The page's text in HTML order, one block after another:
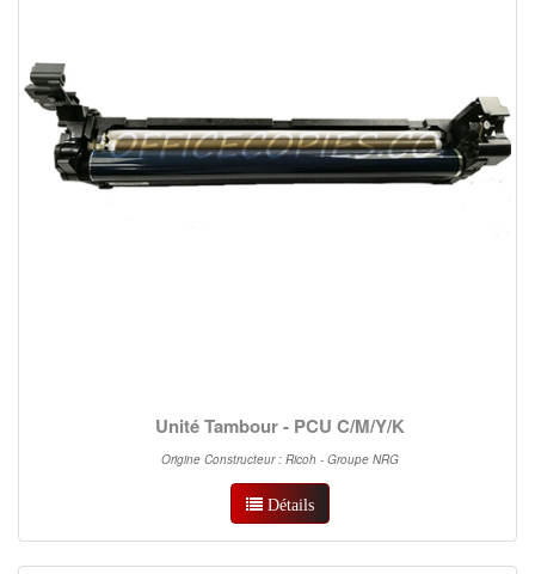
Unité Tambour - PCU C/M/Y/K
Origine Constructeur : Ricoh - Groupe NRG
Détails